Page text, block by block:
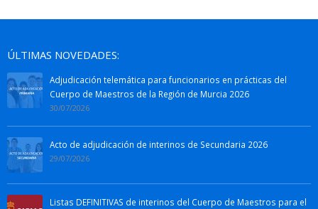
ÚLTIMAS NOVEDADES:
Adjudicación telemática para funcionarios en prácticas del
Cuerpo de Maestros de la Región de Murcia 2026
30/07/2026
Acto de adjudicación de interinos de Secundaria 2026
29/07/2026
Listas DEFINITIVAS de interinos del Cuerpo de Maestros para el